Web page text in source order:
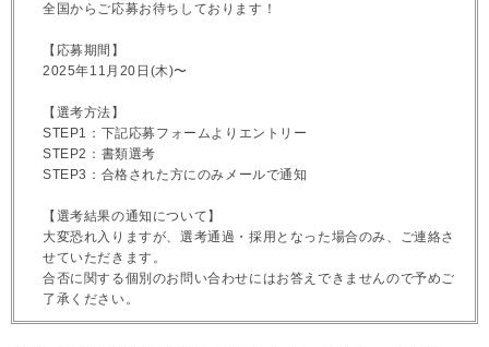
全国からご応募お待ちしております！
【応募期間】
2025年11月20日(木)〜
【選考方法】
STEP1：下記応募フォームよりエントリー
STEP2：書類選考
STEP3：合格された方にのみメールで通知
【選考結果の通知について】
大変恐れ入りますが、選考通過・採用となった場合のみ、ご連絡さ
せていただきます。
合否に関する個別のお問い合わせにはお答えできませんので予めご
了承ください。